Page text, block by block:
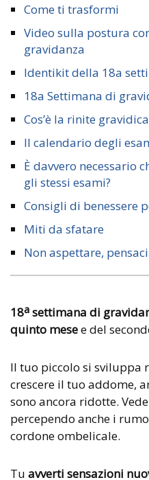
Come ti trasformi
Video sulla postura
gravidanza
Identikit della 18a
18a Settimana di
Cos’è la rinite gravidica
Il calendario degli
È davvero necessario
gli stessi esami?
Consigli di benessere
Miti da sfatare
Non aspettare,
18a settimana di
quinto mesee del
Il tuo piccolo si sviluppa
crescere il tuo addome,
sono ancora ridotte.
percependo anche i
cordone ombelicale.
Tu avverti sensazioni